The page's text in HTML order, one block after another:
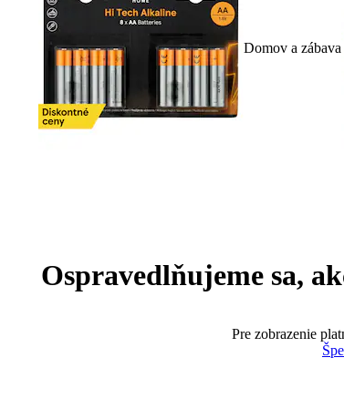
Domov a zábava
Ospravedlňujeme sa,
Pre zobrazenie